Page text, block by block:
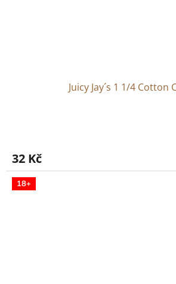
Juicy Jay´s 1 1/4 Cotton
je
5,0
32 Kč
18+